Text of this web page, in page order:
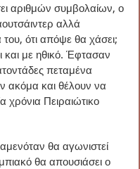
αριθμών συμβολαίων, ο
αλλά
του, ότι απόψε θα χάσει;
και με ηθικό. Έφτασαν
πεταμένα
ακόμα και θέλουν να
χρόνια Πειραιώτικο
θα αγωνιστεί
θα απουσιάσει ο